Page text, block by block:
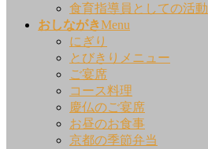
食育指導員としての活動
おしながきMenu
にぎり
とびきりメニュー
ご宴席
コース料理
慶仏のご宴席
お昼のお食事
京都の季節弁当